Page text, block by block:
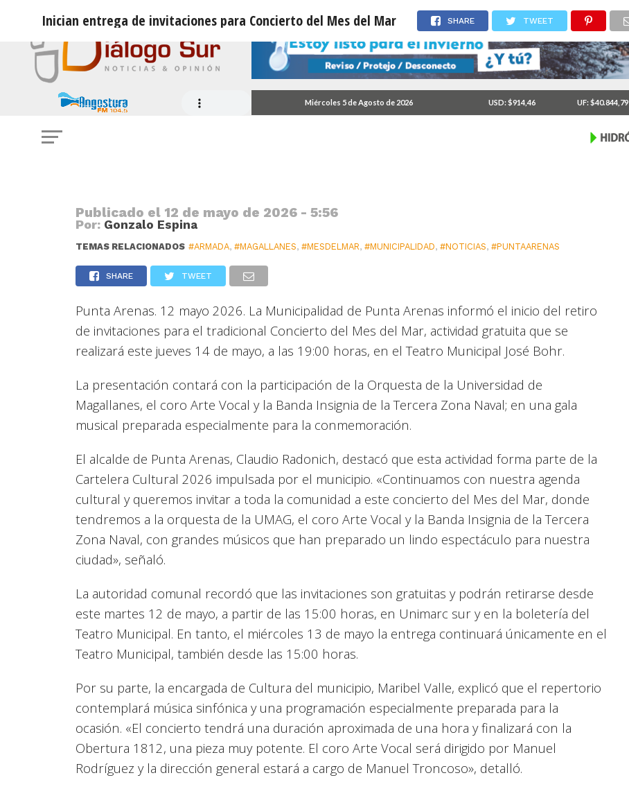
Miércoles 5 de Agosto de 2026 USD: $914,46 UF: $40.844,79
Inician entrega de invitaciones para Concierto del Mes del Mar SHARE TWEET
Inician entrega de invitaciones para Concierto del Mes del
Publicado el 12 de mayo de 2026 - 5:56
Por: Gonzalo Espina
TEMAS RELACIONADOS #ARMADA,#MAGALLANES,#MESDELMAR,#MUNICIPALIDAD,#NOTICIAS,#PUNTAARENAS
SHARE TWEET
Punta Arenas. 12 mayo 2026. La Municipalidad de Punta Arenas informó el inicio del retiro
de invitaciones para el tradicional Concierto del Mes del Mar, actividad gratuita que se
realizará este jueves 14 de mayo, a las 19:00 horas, en el Teatro Municipal José Bohr.
La presentación contará con la participación de la Orquesta de la Universidad de
Magallanes, el coro Arte Vocal y la Banda Insignia de la Tercera Zona Naval; en una gala
musical preparada especialmente para la conmemoración.
El alcalde de Punta Arenas, Claudio Radonich, destacó que esta actividad forma parte de la
Cartelera Cultural 2026 impulsada por el municipio. «Continuamos con nuestra agenda
cultural y queremos invitar a toda la comunidad a este concierto del Mes del Mar, donde
tendremos a la orquesta de la UMAG, el coro Arte Vocal y la Banda Insignia de la Tercera
Zona Naval, con grandes músicos que han preparado un lindo espectáculo para nuestra
ciudad», señaló.
La autoridad comunal recordó que las invitaciones son gratuitas y podrán retirarse desde
este martes 12 de mayo, a partir de las 15:00 horas, en Unimarc sur y en la boletería del
Teatro Municipal. En tanto, el miércoles 13 de mayo la entrega continuará únicamente en el
Teatro Municipal, también desde las 15:00 horas.
Por su parte, la encargada de Cultura del municipio, Maribel Valle, explicó que el repertorio
contemplará música sinfónica y una programación especialmente preparada para la
ocasión. «El concierto tendrá una duración aproximada de una hora y finalizará con la
Obertura 1812, una pieza muy potente. El coro Arte Vocal será dirigido por Manuel
Rodríguez y la dirección general estará a cargo de Manuel Troncoso», detalló.